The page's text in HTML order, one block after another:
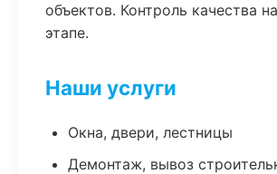
объектов. Контроль качества
этапе.
Наши услуги
Окна, двери, лестницы
Демонтаж, вывоз